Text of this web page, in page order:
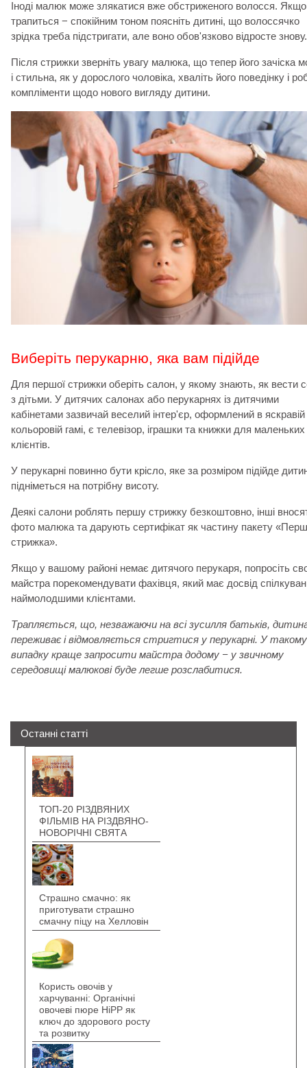
Іноді малюк може злякатися вже обстриженого волосся.
трапиться − спокійним тоном поясніть дитині, що волоссячко
зрідка треба підстригати, але воно обов'язково відросте
Після стрижки зверніть увагу малюка, що тепер його зачіска
і стильна, як у дорослого чоловіка, хваліть його поведінку і
компліменти щодо нового вигляду дитини.
Виберіть перукарню, яка вам підійде
Для першої стрижки оберіть салон, у якому знають, як вести
з дітьми. У дитячих салонах або перукарнях із дитячими
кабінетами зазвичай веселий інтер'єр, оформлений в яскравій
кольоровій гамі, є телевізор, іграшки та книжки для маленьких
клієнтів.
У перукарні повинно бути крісло, яке за розміром підійде
підніметься на потрібну висоту.
Деякі салони роблять першу стрижку безкоштовно, інші
фото малюка та дарують сертифікат як частину пакету
стрижка».
Якщо у вашому районі немає дитячого перукаря, попросіть
майстра порекомендувати фахівця, який має досвід
наймолодшими клієнтами.
Трапляється, що, незважаючи на всі зусилля батьків,
переживає і відмовляється стригтися у перукарні. У такому
випадку краще запросити майстра додому − у звичному
середовищі малюкові буде легше розслабитися.
Останні статті
ТОП-20 РІЗДВЯНИХ
ФІЛЬМІВ НА РІЗДВЯНО-
НОВОРІЧНІ СВЯТА
Страшно смачно: як
приготувати страшно
смачну піцу на Хелловін
Користь овочів у
харчуванні: Органічні
овочеві пюре HiPP як
ключ до здорового росту
та розвитку